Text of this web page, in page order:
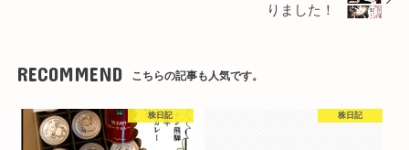
りました！
RECOMMEND こちらの記事も人気です。
株日記 株日記